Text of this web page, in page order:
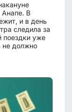
Анапе. В
и в день
следила за
поездки уже
не должно